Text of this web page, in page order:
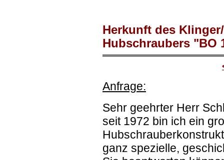
Herkunft des
Hubschraubers "BO
Anfrage:
Sehr geehrter Herr
seit 1972 bin ich ein
ganz spezielle,